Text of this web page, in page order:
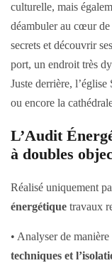
culturelle, mais
déambuler au cœur de
secrets et découvrir
port, un endroit très
Juste derrière,
ou encore la
L’Audit
à doubles
Réalisé uniquement
énergétique travaux
• Analyser de
techniques et